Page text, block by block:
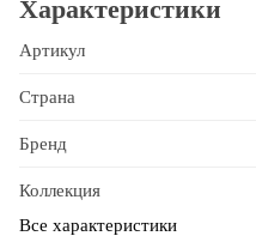
Характеристики
Артикул
Страна
Бренд
Коллекция
Все характеристики